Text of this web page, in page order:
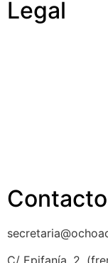
Legal
Contacto